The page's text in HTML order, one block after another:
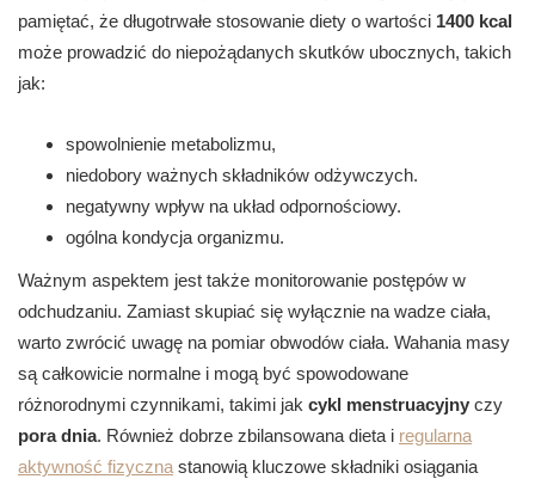
pamiętać, że długotrwałe stosowanie diety o wartości 1400 kcal
może prowadzić do niepożądanych skutków ubocznych, takich
jak:
spowolnienie metabolizmu,
niedobory ważnych składników odżywczych.
negatywny wpływ na układ odpornościowy.
ogólna kondycja organizmu.
Ważnym aspektem jest także monitorowanie postępów w
odchudzaniu. Zamiast skupiać się wyłącznie na wadze ciała,
warto zwrócić uwagę na pomiar obwodów ciała. Wahania masy
są całkowicie normalne i mogą być spowodowane
różnorodnymi czynnikami, takimi jak cykl menstruacyjny czy
pora dnia. Również dobrze zbilansowana dieta i regularna
aktywność fizyczna stanowią kluczowe składniki osiągania